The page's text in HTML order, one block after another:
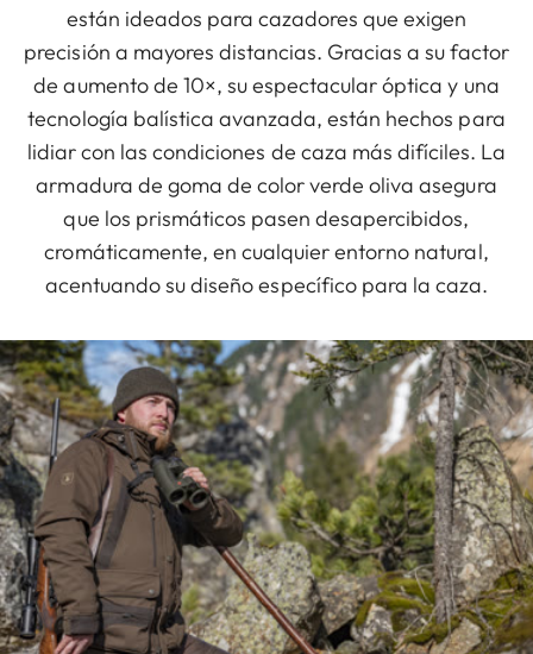
están ideados para cazadores que exigen
precisión a mayores distancias. Gracias a su factor
de aumento de 10×, su espectacular óptica y una
tecnología balística avanzada, están hechos para
lidiar con las condiciones de caza más difíciles. La
armadura de goma de color verde oliva asegura
que los prismáticos pasen desapercibidos,
cromáticamente, en cualquier entorno natural,
acentuando su diseño específico para la caza.